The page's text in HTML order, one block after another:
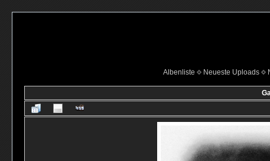
Albenliste
Neueste Uploads